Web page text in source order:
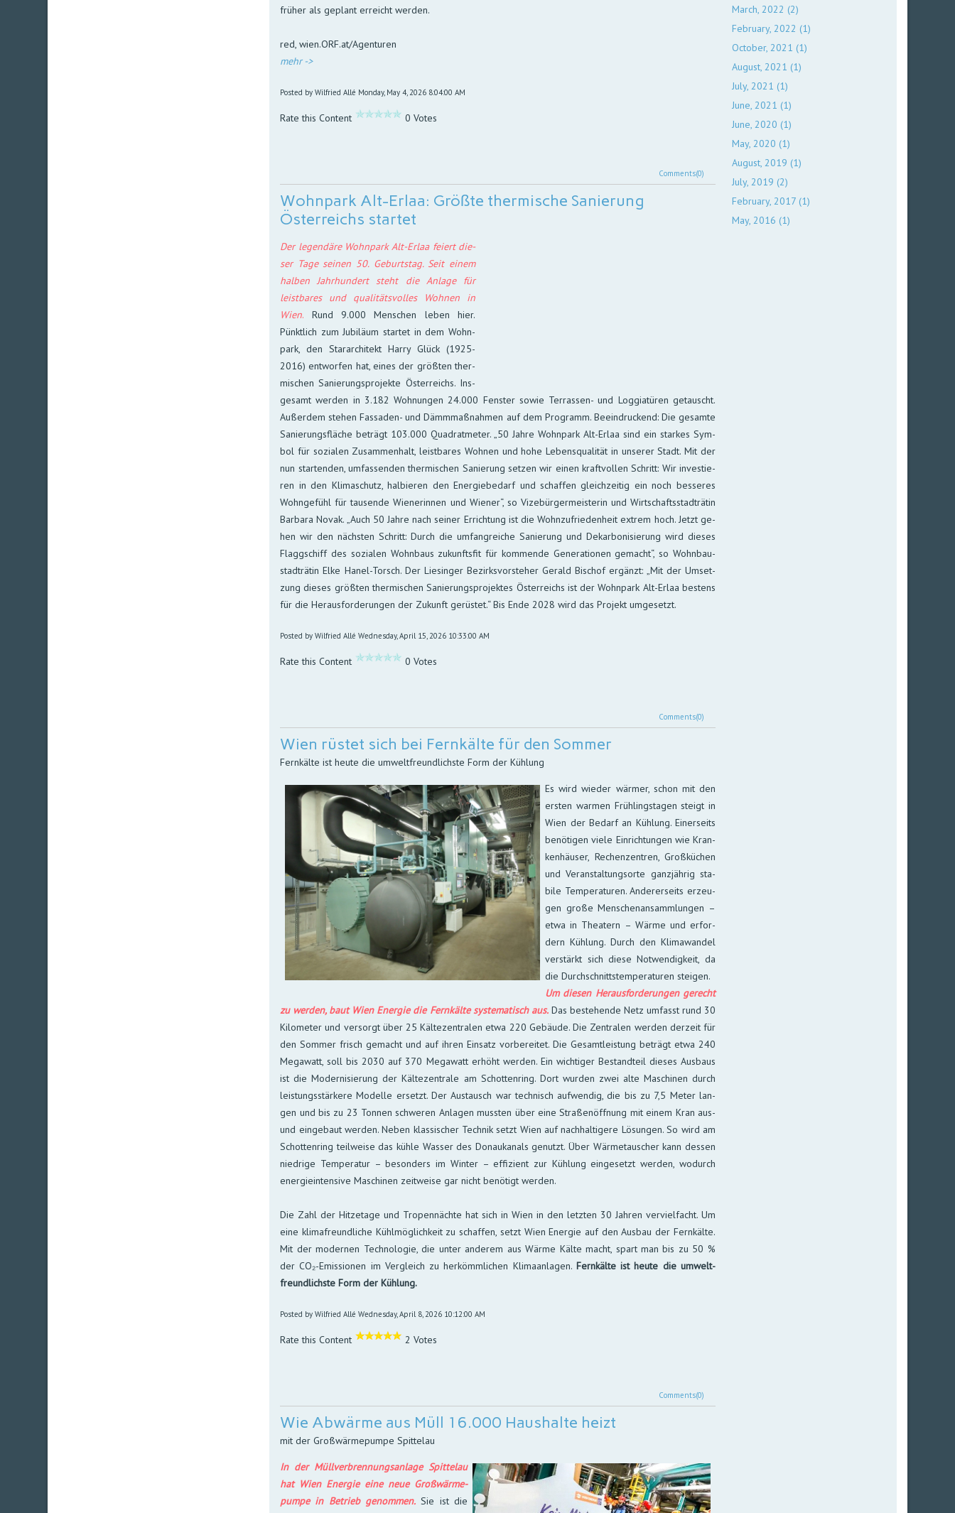
frü­her als ge­plant er­reicht werden.
red, wien.ORF.at/Agenturen
mehr ->
Posted by Wilfried Allé Monday, May 4, 2026 8:04:00 AM
Rate this Content 0 Votes
Comments(0)
Wohnpark Alt-Erlaa: Größte thermische Sanierung
Österreichs startet
Der legendäre Wohn­park Alt-Erlaa feiert die­
ser Tage sei­nen 50. Ge­burts­tag. Seit einem
hal­ben Jahr­hun­dert steht die An­lage für
leist­ba­res und quali­täts­vol­les Woh­nen in
Wien. Rund 9.000 Men­schen le­ben hier.
Pünkt­lich zum Jubi­läum star­tet in dem Wohn­
park, den Star­archi­tekt Harry Glück (1925-
2016) ent­wor­fen hat, eines der größ­ten ther­
mi­schen Sanie­rungs­pro­jekte Öster­reichs. Ins­
ge­samt wer­den in 3.182 Woh­nun­gen 24.000 Fens­ter so­wie Ter­ras­sen- und Log­gia­tü­ren ge­tauscht.
Außer­dem ste­hen Fas­sa­den- und Dämm­maß­nah­men auf dem Pro­gramm. Be­ein­druckend: Die ge­samte
Sa­nie­rungs­flä­che be­trägt 103.000 Qua­drat­meter. „50 Jahre Wohn­park Alt-Erlaa sind ein star­kes Sym­
bol für so­zia­len Zu­sam­men­halt, leist­ba­res Woh­nen und hohe Lebens­quali­tät in unse­rer Stadt. Mit der
nun star­ten­den, um­fas­sen­den ther­mi­schen Sanie­rung set­zen wir ei­nen kraft­vol­len Schritt: Wir in­ves­tie­
ren in den Klima­schutz, halbie­ren den Ener­gie­be­darf und schaf­fen gleich­zei­tig ein noch bes­se­res
Wohn­ge­fühl für tau­sen­de Wie­ner­innen und Wie­ner“, so Vize­bür­ger­meis­te­rin und Wirt­schafts­stadt­rätin
Bar­bara Novak. „Auch 50 Jah­re nach sei­ner Er­rich­tung ist die Wohn­zu­frie­den­heit ex­trem hoch. Jetzt ge­
hen wir den nächs­ten Schritt: Durch die um­fang­rei­che Sanie­rung und De­kar­boni­sie­rung wird die­ses
Flagg­schiff des sozia­len Wohn­baus zu­kunfts­fit für kom­men­de Gene­ra­tio­nen ge­macht“, so Wohn­bau­
stadt­rä­tin Elke Hanel-Torsch. Der Lie­sin­ger Be­zirks­vor­ste­her Gerald Bischof er­gänzt: „Mit der Um­set­
zung die­ses größ­ten ther­mi­schen Sanie­rungs­pro­jektes Öster­reichs ist der Wohn­park Alt-Erlaa bes­tens
für die Heraus­for­de­rungen der Zu­kunft ge­rüs­tet.“ Bis Ende 2028 wird das Pro­jekt um­gesetzt.
Posted by Wilfried Allé Wednesday, April 15, 2026 10:33:00 AM
Rate this Content 0 Votes
Comments(0)
Wien rüstet sich bei Fernkälte für den Sommer
Fernkälte ist heute die umweltfreundlichste Form der Kühlung
Es wird wieder wärmer, schon mit den
ers­ten war­men Früh­lings­ta­gen steigt in
Wien der Be­darf an Küh­lung. Einer­seits
be­nö­ti­gen viele Ein­rich­tun­gen wie Kran­
ken­häu­ser, Rechen­zent­ren, Groß­kü­chen
und Ver­an­stal­tungs­orte ganz­jäh­rig sta­
bi­le Tempe­ra­turen. Ande­rer­seits er­zeu­
gen große Men­schen­an­samm­lun­gen –
etwa in Thea­tern – Wär­me und er­for­
dern Küh­lung. Durch den Klima­wan­del
ver­stärkt sich diese Not­wen­dig­keit, da
die Durch­schnitts­tempe­ra­turen stei­gen.
Um diesen Heraus­for­de­run­gen ge­recht
zu wer­­­den, baut Wien Ener­gie die Fern­kälte sys­te­ma­tisch aus.Das be­ste­hende Netz um­fasst rund 30
Kilo­me­ter und ver­sorgt über 25 Kälte­zen­tra­len etwa 220 Ge­bäude. Die Zen­tra­len wer­den der­zeit für
den Som­mer frisch ge­macht und auf ihren Ein­satz vor­be­rei­tet. Die Ge­samt­leis­tung be­trägt etwa 240
Mega­watt, soll bis 2030 auf 370 Mega­watt er­höht wer­den. Ein wich­ti­ger Be­stand­teil die­ses Aus­baus
ist die Moder­ni­sie­rung der Kälte­zen­trale am Schot­ten­ring. Dort wur­den zwei alte Ma­schi­nen durch
leis­tungs­stär­kere Mo­delle er­setzt. Der Aus­tausch war tech­nisch auf­wen­dig, die bis zu 7,5 Meter lan­
gen und bis zu 23 Ton­nen schwe­ren An­la­gen muss­ten über eine Straßen­öffnung mit einem Kran aus-
und ein­ge­baut wer­den. Neben klas­si­scher Tech­nik setzt Wien auf nach­hal­ti­gere Lö­sun­gen. So wird am
Schot­ten­ring teil­wei­se das küh­le Was­ser des Donau­ka­nals ge­nutzt. Über Wärme­tau­scher kann des­sen
nied­rige Tempe­ra­tur – be­son­ders im Win­ter – effi­zient zur Küh­lung ein­ge­setzt wer­den, wo­durch
ener­gie­in­ten­si­ve Ma­schi­nen zeit­weise gar nicht be­nö­tigt werden.
Die Zahl der Hitzetage und Tropen­nächte hat sich in Wien in den letz­ten 30 Jah­ren ver­viel­facht. Um
eine klima­freund­liche Kühl­mög­lich­keit zu schaf­fen, setzt Wien Ener­gie auf den Aus­bau der Fern­kälte.
Mit der mo­der­nen Techno­lo­gie, die unter an­de­rem aus Wärme Kälte macht, spart man bis zu 50 %
der CO₂-Emis­sio­nen im Ver­gleich zu her­kömm­li­chen Klima­an­lagen. Fern­kälte ist heute die umwelt­
freund­lichste Form der Kühlung.
Posted by Wilfried Allé Wednesday, April 8, 2026 10:12:00 AM
Rate this Content 2 Votes
Comments(0)
Wie Abwärme aus Müll 16.000 Haushalte heizt
mit der Großwärmepumpe Spittelau
In der Müll­ver­bren­nungs­an­lage Spit­telau
hat Wien Ener­gie eine neue Groß­wärme­
pumpe in Be­trieb ge­nom­men. Sie ist die
March, 2022 (2)
February, 2022 (1)
October, 2021 (1)
August, 2021 (1)
July, 2021 (1)
June, 2021 (1)
June, 2020 (1)
May, 2020 (1)
August, 2019 (1)
July, 2019 (2)
February, 2017 (1)
May, 2016 (1)